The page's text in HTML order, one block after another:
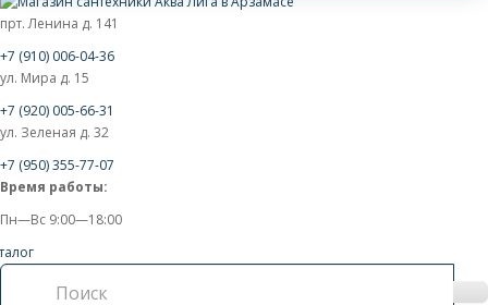
прт. Ленина д. 141
+7 (910) 006-04-36
ул. Мира д. 15
+7 (920) 005-66-31
ул. Зеленая д. 32
+7 (950) 355-77-07
Время работы:
Пн—Вс 9:00—18:00